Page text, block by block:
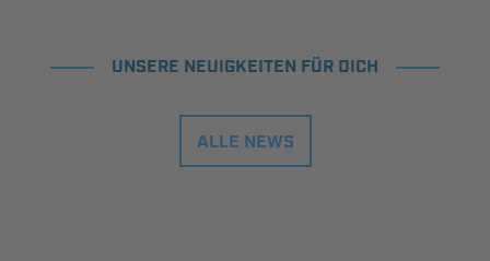
UNSERE NEUIGKEITEN FÜR DICH
ALLE NEWS